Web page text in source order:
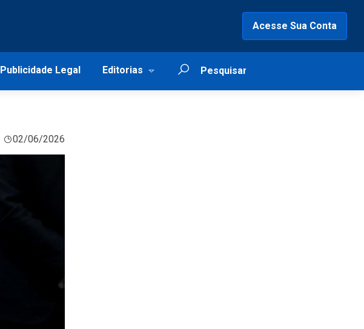
Acesse Sua Conta
Publicidade Legal Editorias
02/06/2026